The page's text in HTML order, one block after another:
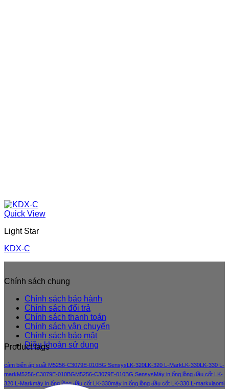
Quick View
Light Star
KDX-C
Chính sách chung
Chính sách bảo hành
Chính sách đổi trả
Chính sách thanh toán
Chính sách vận chuyển
Chính sách bảo mật
Điều khoản sử dung
Product tags
cảm biến áp suất M5256-C3079E-010BG Sensys LK-320 LK-320 L-Mark LK-330 LK-330 L-
markM5256-C3079E-010BGM5256-C3079E-010BG SensysMáy in ống lồng đầu cốt LK-
320 L-Markmáy in ống lồng đầu cốt LK-330máy in ống lồng đầu cốt LK-330 L-markxiaomi